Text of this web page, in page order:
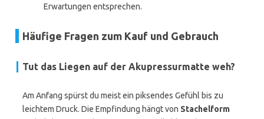
Erwartungen entsprechen.
Häufige Fragen zum Kauf und Gebrauch
Tut das Liegen auf der Akupressurmatte weh?
Am Anfang spürst du meist ein piksendes Gefühl bis zu
leichtem Druck. Die Empfindung hängt von Stachelform